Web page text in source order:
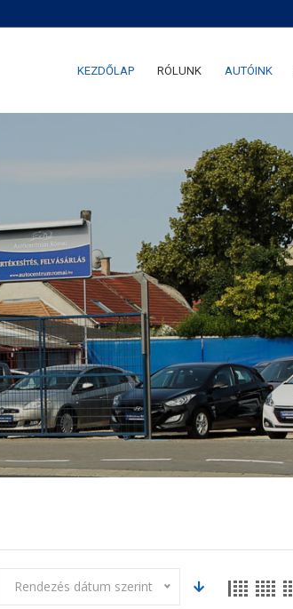
KEZDŐLAP RÓLUNK AUTÓINK
Rendezés dátum szerint